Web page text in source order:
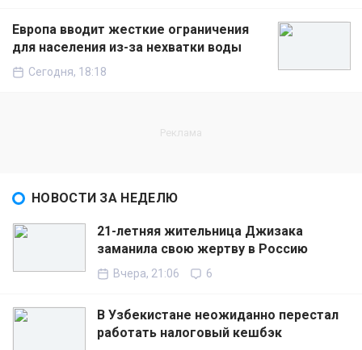
Европа вводит жесткие ограничения
для населения из-за нехватки воды
Сегодня, 18:18
НОВОСТИ ЗА НЕДЕЛЮ
21-летняя жительница Джизака
заманила свою жертву в Россию
Вчера, 21:06 6
В Узбекистане неожиданно перестал
работать налоговый кешбэк